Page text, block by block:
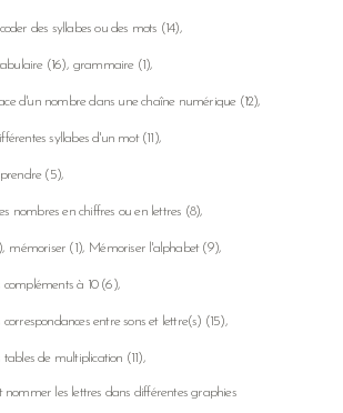
des syllabes ou des mots (14)
(16) grammaire(1)
d'un nombre dans une chaîne numérique(12)
syllabes d'un mot(11)
(5)
nombres en chiffres ou en lettres (8)
mémoriser (1) Mémoriser l'alphabet(9)
compléments à 10(6)
entre sons et lettre(s) (15)
tables de multiplication (11)
nommer les lettres dans différentes graphies